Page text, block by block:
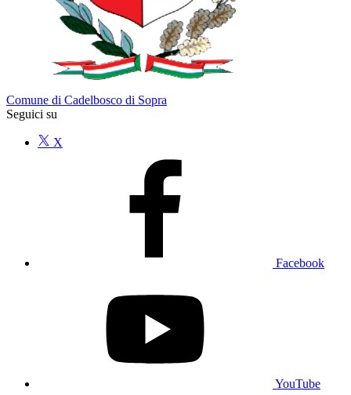
Comune di Cadelbosco di Sopra
Seguici su
X
Facebook
YouTube